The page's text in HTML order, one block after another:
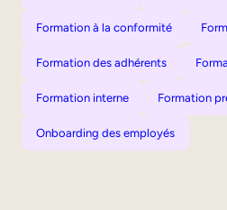
Formation à la conformité
Formation des adhérents
Formation interne Formation
Onboarding des employés